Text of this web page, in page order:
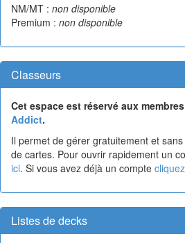
NM/MT : non disponible
Premium : non disponible
Classeurs
Cet espace est réservé aux
Addict.
Il permet de gérer gratuitement et
de cartes. Pour ouvrir rapidement un
ici. Si vous avez déjà un compte
Listes de decks